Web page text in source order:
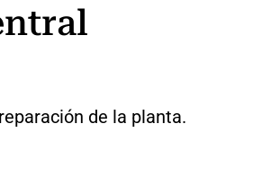
de la planta.